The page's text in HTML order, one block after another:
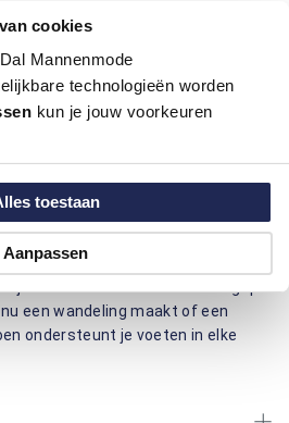
cookies
Mannenmode
technologieën worden
kun je jouw voorkeuren
toestaan
Aanpassen
75-41
Khaki
draagcomfort en ademend
gebruik. Het leder zorgt voor
een wandeling maakt of een
ondersteunt je voeten in elke